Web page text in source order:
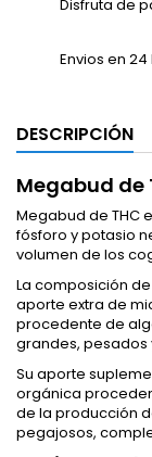
Disfruta de
Envios en
DESCRIPCIÓN
Megabud de
Megabud de THC
fósforo y potasio
volumen de los
La composición
aporte extra de
procedente de
grandes, pesados
Su aporte
orgánica
de la producción
pegajosos,